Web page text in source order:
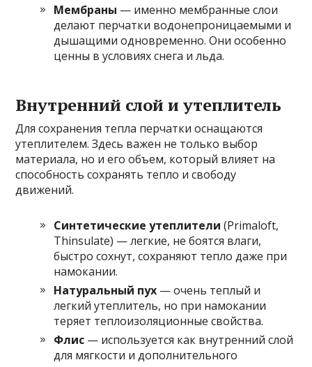
Мембраны — именно мембранные слои
делают перчатки водонепроницаемыми и
дышащими одновременно. Они особенно
ценны в условиях снега и льда.
Внутренний слой и утеплитель
Для сохранения тепла перчатки оснащаются
утеплителем. Здесь важен не только выбор
материала, но и его объем, который влияет на
способность сохранять тепло и свободу
движений.
Синтетические утеплители (Primaloft,
Thinsulate) — легкие, не боятся влаги,
быстро сохнут, сохраняют тепло даже при
намокании.
Натуральный пух — очень теплый и
легкий утеплитель, но при намокании
теряет теплоизоляционные свойства.
Флис — используется как внутренний слой
для мягкости и дополнительного